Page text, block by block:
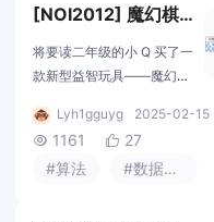
[NOI2012] 魔幻棋
盘
将要读二年级的小 Q 买了一
款新型益智玩具——魔幻棋
格棋盘，每个格子中均有一
个正整数。棋盘守护者在棋
盘的第X行第Y列（行与列
Lyh1gguyg 2025-02-15
 1161  27
#算法
#数据结构